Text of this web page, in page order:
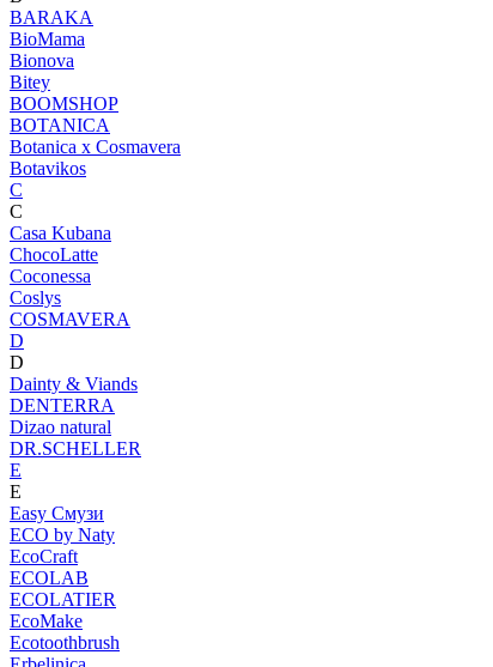
BARAKA
BioMama
Bionova
Bitey
BOOMSHOP
BOTANICA
Botanica х Cosmavera
Botavikos
C
C
Casa Kubana
ChocoLatte
Coconessa
Coslys
COSMAVERA
D
D
Dainty & Viands
DENTERRA
Dizao natural
DR.SCHELLER
E
E
Easy Смузи
ECO by Naty
EcoCraft
ECOLAB
ECOLATIER
EcoMake
Ecotoothbrush